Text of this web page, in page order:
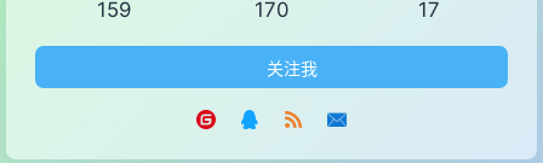
159 170 17
关注我